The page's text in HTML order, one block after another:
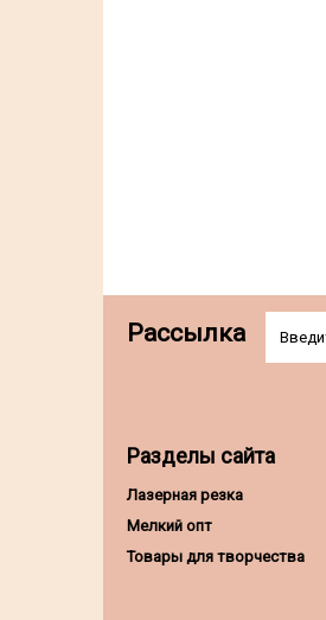
Рассылка
Разделы сайта
Лазерная резка
Мелкий опт
Товары для творчества